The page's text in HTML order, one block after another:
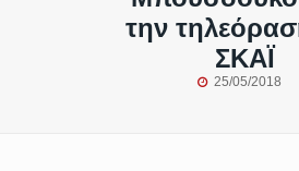
την
ΣΚΑΪ
25/05/2018